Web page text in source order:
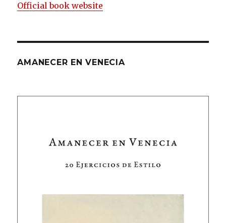
Official book website
AMANECER EN VENECIA